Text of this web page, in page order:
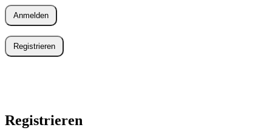
Anmelden
Registrieren
Registrieren